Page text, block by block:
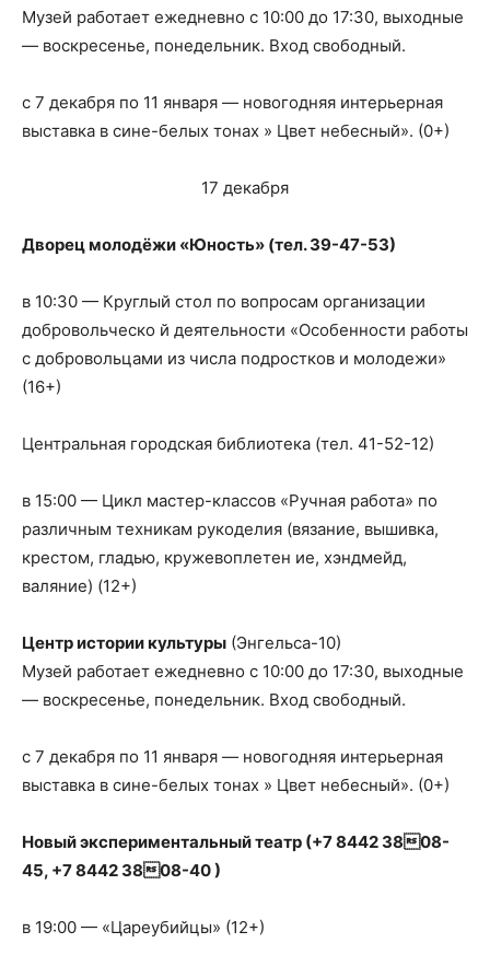
Музей работает ежедневно с 10:00 до 17:30, выходные
— воскресенье, понедельник. Вход свободный.
с 7 декабря по 11 января — новогодняя интерьерная
выставка в сине-белых тонах » Цвет небесный». (0+)
17 декабря
Дворец молодёжи «Юность» (тел. 39-47-53)
в 10:30 — Круглый стол по вопросам организации
добровольческо й деятельности «Особенности работы
с добровольцами из числа подростков и молодежи»
(16+)
Центральная городская библиотека (тел. 41-52-12)
в 15:00 — Цикл мастер-классов «Ручная работа» по
различным техникам рукоделия (вязание, вышивка,
крестом, гладью, кружевоплетен ие, хэндмейд,
валяние) (12+)
Центр истории культуры (Энгельса-10)
Музей работает ежедневно с 10:00 до 17:30, выходные
— воскресенье, понедельник. Вход свободный.
с 7 декабря по 11 января — новогодняя интерьерная
выставка в сине-белых тонах » Цвет небесный». (0+)
Новый экспериментальный театр (+7 8442 3808-
45, +7 8442 3808-40 )
в 19:00 — «Цареубийцы» (12+)